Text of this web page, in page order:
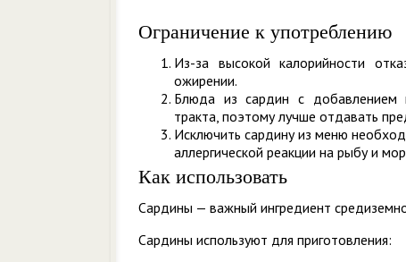
Ограничение к употреблению
Из-за высокой калорийности
ожирении.
Блюда из сардин с добавлением
тракта, поэтому лучше отдавать
Исключить сардину из меню
аллергической реакции на рыбу и
Как использовать
Сардины — важный ингредиент
Сардины используют для приготовления: